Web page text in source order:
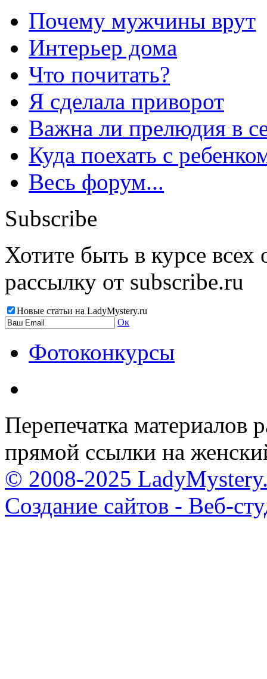
Почему мужчины врут
Интерьер дома
Что почитать?
Я сделала приворот
Важна ли прелюдия в
Куда поехать с
Весь форум...
Subscribe
Хотите быть в курсе
рассылку от subscribe.ru
Новые статьи на LadyMystery.ru
Ок
Фотоконкурсы
Перепечатка материалов
прямой ссылки на
© 2008-2025
Создание сайтов - Веб-